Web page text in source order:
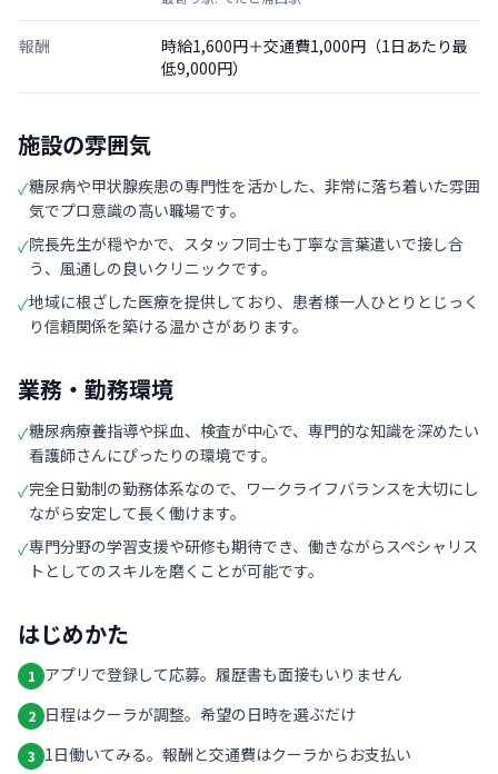
報酬
時給1,600円＋交通費1,000円（1日あたり最
低9,000円）
施設の雰囲気
✓糖尿病や甲状腺疾患の専門性を活かした、非常に落ち着いた雰囲
気でプロ意識の高い職場です。
✓院長先生が穏やかで、スタッフ同士も丁寧な言葉遣いで接し合
う、風通しの良いクリニックです。
✓地域に根ざした医療を提供しており、患者様一人ひとりとじっく
り信頼関係を築ける温かさがあります。
業務・勤務環境
✓糖尿病療養指導や採血、検査が中心で、専門的な知識を深めたい
看護師さんにぴったりの環境です。
✓完全日勤制の勤務体系なので、ワークライフバランスを大切にし
ながら安定して長く働けます。
✓専門分野の学習支援や研修も期待でき、働きながらスペシャリス
トとしてのスキルを磨くことが可能です。
はじめかた
1 アプリで登録して応募。履歴書も面接もいりません
2 日程はクーラが調整。希望の日時を選ぶだけ
3 1日働いてみる。報酬と交通費はクーラからお支払い